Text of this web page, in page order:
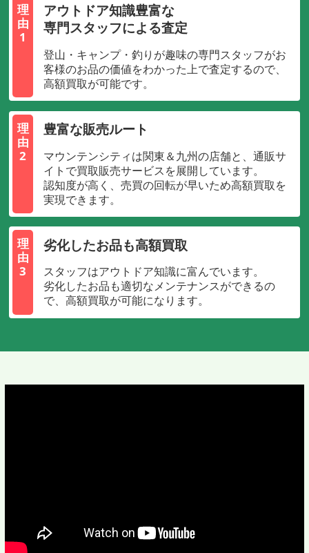
理
由
1
アウトドア知識豊富な
専門スタッフによる査定
登山・キャンプ・釣りが趣味の専門スタッフがお
客様のお品の価値をわかった上で査定するので、
高額買取が可能です。
理
由
2
豊富な販売ルート
マウンテンシティは関東＆九州の店舗と、通販サ
イトで買取販売サービスを展開しています。
認知度が高く、売買の回転が早いため高額買取を
実現できます。
理
由
3
劣化したお品も高額買取
スタッフはアウトドア知識に富んでいます。
劣化したお品も適切なメンテナンスができるの
で、高額買取が可能になります。